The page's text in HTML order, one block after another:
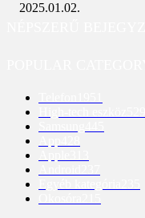
2025.01.02.